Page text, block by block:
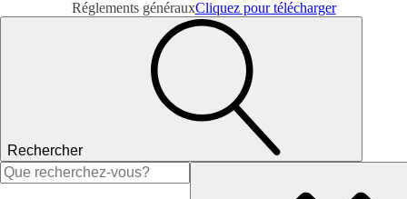
Réglements générauxCliquez pour télécharger
Rechercher
Rechercher :